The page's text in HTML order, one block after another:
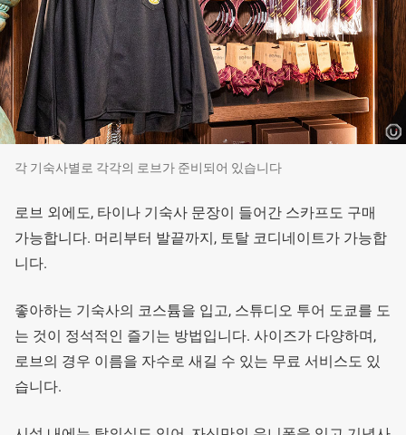
각 기숙사별로 각각의 로브가 준비되어 있습니다
로브 외에도, 타이나 기숙사 문장이 들어간 스카프도 구매
가능합니다. 머리부터 발끝까지, 토탈 코디네이트가 가능합
니다.
좋아하는 기숙사의 코스튬을 입고, 스튜디오 투어 도쿄를 도
는 것이 정석적인 즐기는 방법입니다. 사이즈가 다양하며,
로브의 경우 이름을 자수로 새길 수 있는 무료 서비스도 있
습니다.